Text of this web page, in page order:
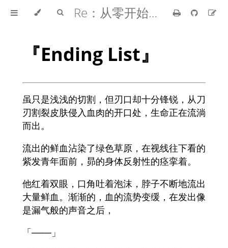
Re：从零开始的异世界生活
『Ending List』
虽只是浅浅的切割，但刃口却十分锋锐，从刀
刃割裂皮肤侵入血肉的开口处，生命正在流淌
而出。
流出的鲜血沾染了绿色草原，在视线往下看的
紫发青年面前，昴的身体反射性的痉挛着。
他红着双眼，口角吐着泡沫，脖子不断地流出
大量鲜血。渐渐的，血的流势变缓，在发出像
是漏气般的声音之后，
「───」